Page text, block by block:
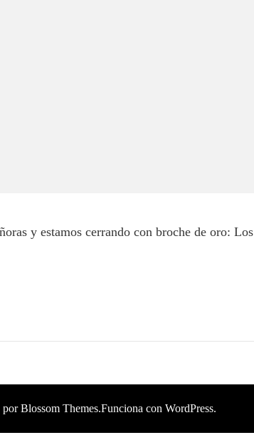
y estamos cerrando con broche de oro: Los
porBlossom Themes.Funciona con WordPress.